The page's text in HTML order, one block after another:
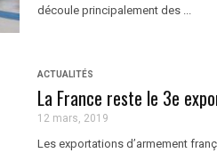
découle principalement des ...
ACTUALITÉS
La France reste le 3e
12 mars, 2019
Les exportations d’armement